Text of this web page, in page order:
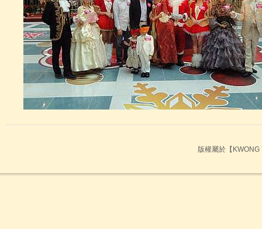
GM0008
金箔柱頭雕花
版權屬於【